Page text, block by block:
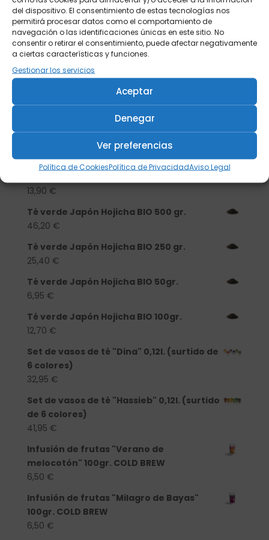
del dispositivo. El consentimiento de estas tecnologías nos
permitirá procesar datos como el comportamiento de
navegación o las identificaciones únicas en este sitio. No
consentir o retirar el consentimiento, puede afectar negativamente
a ciertas características y funciones.
Gestionar los servicios
Aceptar
Denegar
Ver preferencias
Política de CookiesPolítica de PrivacidadAviso Legal
Buscar
Tisanera "Christmas Cats" 0,25l.
13,90 €
Té verde Japón Hojicha BIO 500 gr.
46,20 €
Té verde Japón Hojicha BIO 250 gr.
25,40 €
Té verde Japón Hojicha BIO 50gr.
6,95 €
Té verde Japón Hojicha BIO 100gr.
12,70 €
Set de vasos de té "Dina" 0,12l. (surtido de
6 colores)
32,95 €
Set de vasos de té "Hassieb" 0,12l. (surtido
de 6 colores)
41,95 €
Infusión de frutas "Verano de
melocotón" 100gr. COLD BREW
6,50 €
Infusión de frutas "Milagro de Bayas"
100gr. COLD BREW
6,50 €